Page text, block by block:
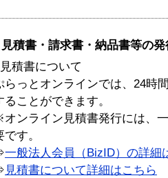
見積書・請求書・納品書等の
積書について
らっとオンラインでは、24時
ることができます。
ンライン見積書発行には、
です。
一般法人会員（BizID）の詳細
見積書について詳細はこちら